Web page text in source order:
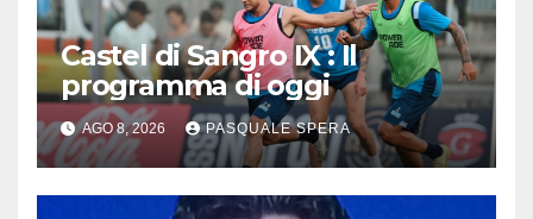
Castel di Sangro IX : Il
programma di oggi
AGO 8, 2026 PASQUALE SPERA